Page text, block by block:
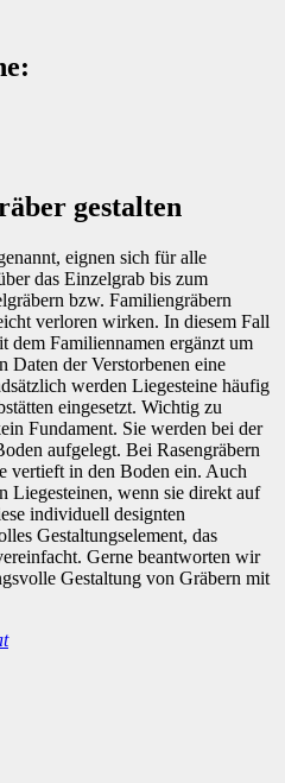
gestalten
eignen sich für alle
das Einzelgrab bis zum
bzw. Familiengräbern
verloren wirken. In diesem Fall
dem Familiennamen ergänzt um
Daten der Verstorbenen eine
werden Liegesteine häufig
eingesetzt. Wichtig zu
Fundament. Sie werden bei der
aufgelegt. Bei Rasengräbern
vertieft in den Boden ein. Auch
Liegesteinen, wenn sie direkt auf
individuell designten
Gestaltungselement, das
Gerne beantworten wir
Gestaltung von Gräbern mit